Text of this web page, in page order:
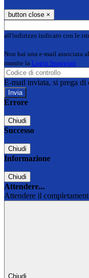
button close ×
all'indirizzo indicato con le
Non hai una e-mail associata
tramite la Login Spaggiari
E-mail inviata, si prega di
Errore
Chiudi
Successo
Chiudi
Informazione
Chiudi
Attendere...
Attendere il
Chiudi